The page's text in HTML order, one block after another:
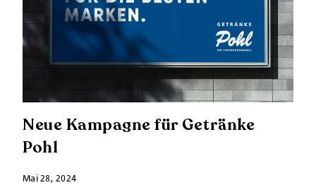
Neue Kampagne für Getränke
Pohl
Mai 28, 2024